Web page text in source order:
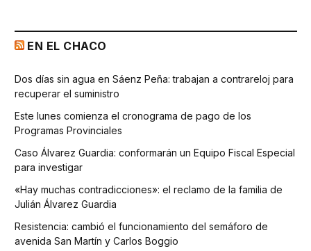
EN EL CHACO
Dos días sin agua en Sáenz Peña: trabajan a contrareloj para
recuperar el suministro
Este lunes comienza el cronograma de pago de los
Programas Provinciales
Caso Álvarez Guardia: conformarán un Equipo Fiscal Especial
para investigar
«Hay muchas contradicciones»: el reclamo de la familia de
Julián Álvarez Guardia
Resistencia: cambió el funcionamiento del semáforo de
avenida San Martín y Carlos Boggio